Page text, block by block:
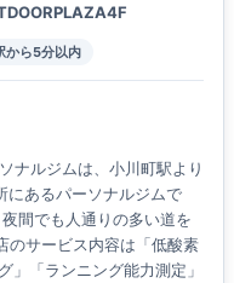
から5分以内
ナルジムは、小川町駅より
にあるパーソナルジムで
間でも人通りの多い道を
のサービス内容は「低酸素
」「ランニング能力測定」